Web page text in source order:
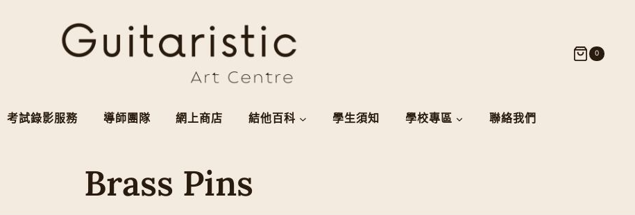
0
考試錄影服務 導師團隊 網上商店 結他百科 學生須知 學校專區 聯絡我們
Brass Pins